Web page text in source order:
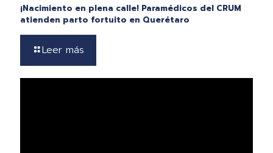
¡Nacimiento en plena calle! Paramédicos del CRUM
atienden parto fortuito en Querétaro
Leer más